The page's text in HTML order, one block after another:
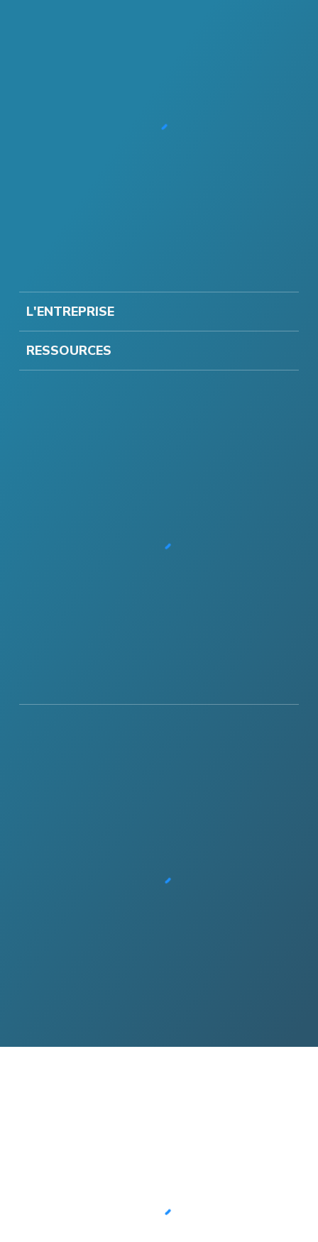
L'ENTREPRISE
RESSOURCES